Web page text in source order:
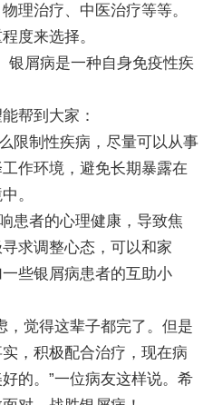
理治疗、中医治疗等等。
度来选择。
银屑病是一种自身免疫性疾
帮到大家：
限制性疾病，尽量可以从事
作环境，避免长期暴露在
。
患者的心理健康，导致焦
求调整心态，可以和家
些银屑病患者的互助小
，觉得这辈子都完了。但是
，积极配合治疗，现在病
的。”一位病友这样说。希